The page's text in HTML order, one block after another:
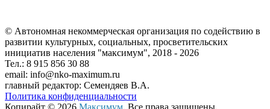
© Автономная некоммерческая организация по содействию в
развитии культурных, социальных, просветительских
инициатив населения "максимум", 2018 - 2026
Тел.: 8 915 856 30 88
email: info@nko-maximum.ru
главный редактор: Семендяев В.А.
Политика конфиденциальности